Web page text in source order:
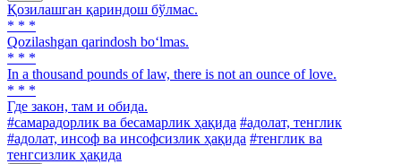
Қозилашган қариндош бўлмас.
* * *
Qozilashgan qarindosh bo‘lmas.
* * *
In a thousand pounds of law, there is not an ounce of love.
* * *
Где закон, там и обида.
#самарадорлик ва бесамарлик ҳақида #адолат, тенглик
#адолат, инсоф ва инсофсизлик ҳақида #тенглик ва
тенгсизлик ҳақида